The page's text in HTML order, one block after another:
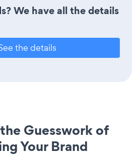
We have all the details
the details
Guesswork of
Your Brand